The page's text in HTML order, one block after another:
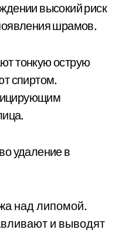
высокий риск
шрамов.
тонкую острую
спиртом.
удаление в
над липомой.
и выводят